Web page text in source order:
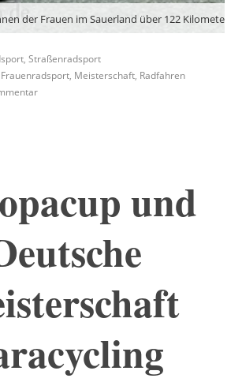
der Frauen im Sauerland über 122 Kilometer
,Straßenradsport
Frauenradsport, Meisterschaft, Radfahren
und